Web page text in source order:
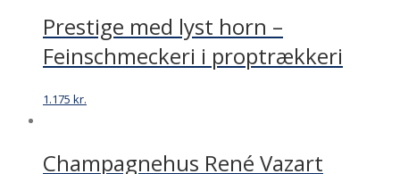
Prestige med lyst horn –
Feinschmeckeri i proptrækkeri
1.175 kr.
Champagnehus René Vazart